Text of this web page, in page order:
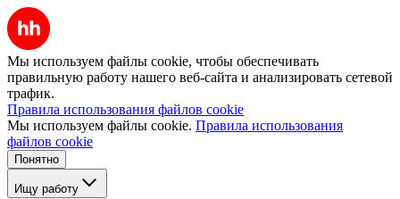
Мы используем файлы cookie, чтобы обеспечивать
правильную работу нашего веб-сайта и анализировать сетевой
трафик.
Правила использования файлов cookie
Мы используем файлы cookie. Правила использования
файлов cookie
Понятно
Ищу работу